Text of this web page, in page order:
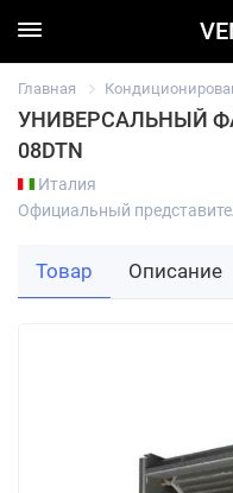
Главная
УНИВЕРСАЛЬНЫЙ
08DTN
Италия
Официальный
Товар Описание